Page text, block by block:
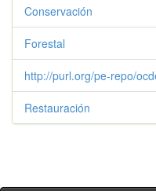
Conservación
Forestal
http://purl.org/pe-repo/
Restauración